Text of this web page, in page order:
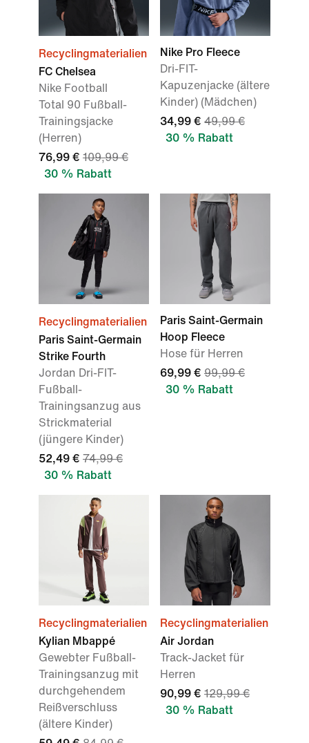
Recyclingmaterialien
FC Chelsea
Nike Football
Total 90 Fußball-
Trainingsjacke
(Herren)
76,99 € 109,99 €
30 % Rabatt
Nike Pro Fleece
Dri-FIT-
Kapuzenjacke (ältere
Kinder) (Mädchen)
34,99 € 49,99 €
30 % Rabatt
Recyclingmaterialien
Paris Saint-Germain
Strike Fourth
Jordan Dri-FIT-
Fußball-
Trainingsanzug aus
Strickmaterial
(jüngere Kinder)
52,49 € 74,99 €
30 % Rabatt
Paris Saint-Germain
Hoop Fleece
Hose für Herren
69,99 € 99,99 €
30 % Rabatt
Recyclingmaterialien
Kylian Mbappé
Gewebter Fußball-
Trainingsanzug mit
durchgehendem
Reißverschluss
(ältere Kinder)
Recyclingmaterialien
Air Jordan
Track-Jacket für
Herren
90,99 € 129,99 €
30 % Rabatt